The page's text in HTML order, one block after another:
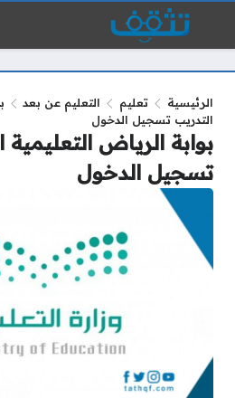
الرئيسية تعليم التعليم عن بعد
التدريب تسجيل الدخول
بوابة الرياض التعليمية
تسجيل الدخول